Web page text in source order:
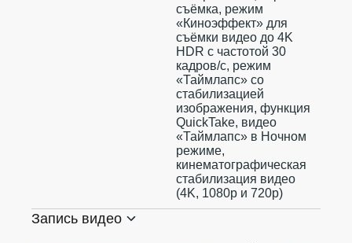
съëмка, режим
«Киноэффект» для
съёмки видео до 4K
HDR с частотой 30
кадров/с, режим
«Таймлапс» со
стабилизацией
изображения, функция
QuickTake, видео
«Таймлапс» в Ночном
режиме,
кинематографическая
стабилизация видео
(4K, 1080p и 720p)
Запись видео